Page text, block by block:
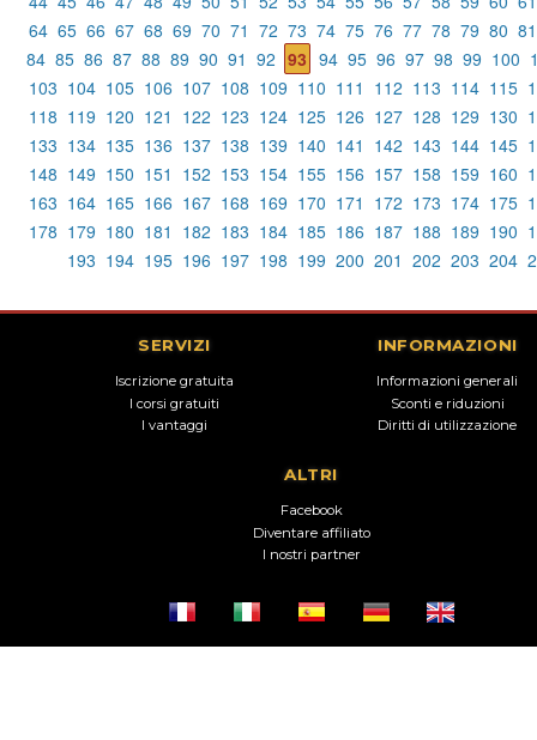
64 65 66 67 68 69 70 71 72 73 74 75 76 77 78 79 80 81
84 85 86 87 88 89 90 91 92 93 94 95 96 97 98 99 100
103 104 105 106 107 108 109 110 111 112 113 114 115
118 119 120 121 122 123 124 125 126 127 128 129 130
133 134 135 136 137 138 139 140 141 142 143 144 145
148 149 150 151 152 153 154 155 156 157 158 159 160
163 164 165 166 167 168 169 170 171 172 173 174 175
178 179 180 181 182 183 184 185 186 187 188 189 190
193 194 195 196 197 198 199 200 201 202 203 204
SERVIZI
Iscrizione gratuita
I corsi gratuiti
I vantaggi
INFORMAZIONI
Informazioni generali
Sconti e riduzioni
Diritti di utilizzazione
ALTRI
Facebook
Diventare affiliato
I nostri partner